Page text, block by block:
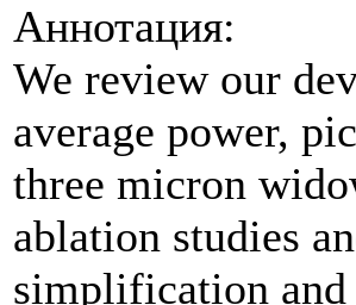
Аннотация:
We review our
average power,
three micron
ablation studies
simplification